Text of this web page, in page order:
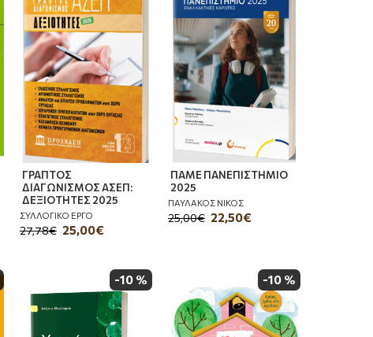
ΓΡΑΠΤΟΣ
ΔΙΑΓΩΝΙΣΜΟΣ ΑΣΕΠ:
ΔΕΞΙΟΤΗΤΕΣ 2025
ΣΥΛΛΟΓΙΚΟ ΕΡΓΟ
25,00€
27,78€
ΠΑΜΕ ΠΑΝΕΠΙΣΤΗΜΙΟ
2025
ΠΑΥΛΑΚΟΣ ΝΙΚΟΣ
22,50€
25,00€
-10 % -10 %